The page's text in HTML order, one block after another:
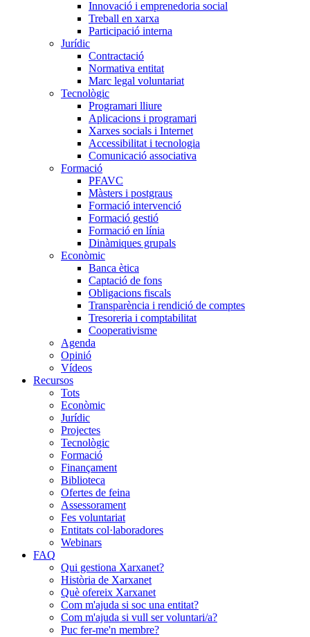
Innovació i emprenedoria social
Treball en xarxa
Participació interna
Jurídic
Contractació
Normativa entitat
Marc legal voluntariat
Tecnològic
Programari lliure
Aplicacions i programari
Xarxes socials i Internet
Accessibilitat i tecnologia
Comunicació associativa
Formació
PFAVC
Màsters i postgraus
Formació intervenció
Formació gestió
Formació en línia
Dinàmiques grupals
Econòmic
Banca ètica
Captació de fons
Obligacions fiscals
Transparència i rendició de comptes
Tresoreria i comptabilitat
Cooperativisme
Agenda
Opinió
Vídeos
Recursos
Tots
Econòmic
Jurídic
Projectes
Tecnològic
Formació
Finançament
Biblioteca
Ofertes de feina
Assessorament
Fes voluntariat
Entitats col·laboradores
Webinars
FAQ
Qui gestiona Xarxanet?
Història de Xarxanet
Què ofereix Xarxanet
Com m'ajuda si soc una entitat?
Com m'ajuda si vull ser voluntari/a?
Puc fer-me'n membre?